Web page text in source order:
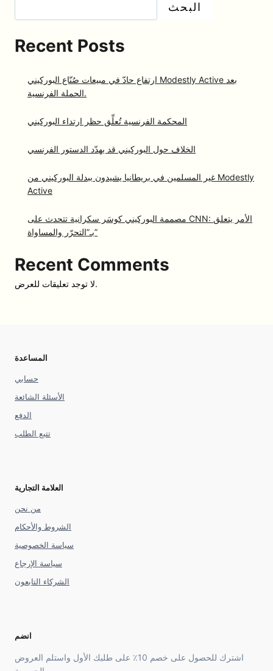
البحث
Recent Posts
ارتفاع حادّ في مبيعات صُنّاع البوركيني Modestly Active بعد
الحملة الفرنسية.
المحكمة الفرنسية تُعلِّق حظر ارتداء البوركيني
الخلاف حول البوركيني قد يهدّد الدستور الفرنسي
غير المسلمين في بريطانيا يشيدون ببدلة البوركيني من Modestly
Active
مصممة البوركيني كوسَر سكرانية تتحدث على CNN: الأمر يتعلق
بـ”التحرّر والمساواة”
Recent Comments
لا توجد تعليقات للعرض.
المساعدة
حسابي
الأسئلة الشائعة
الدفع
تتبع الطلب
العلامة التجارية
من نحن
الشروط والأحكام
سياسة الخصوصية
سياسة الإرجاع
الشركاء التابعون
انضم
اشترك للحصول على خصم 10٪ على طلبك الأول واستلم العروض